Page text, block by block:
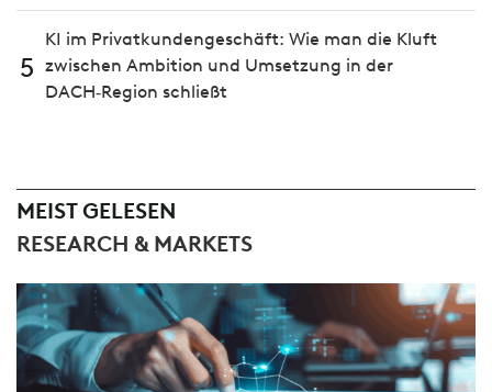
5
KI im Privatkundengeschäft: Wie man die Kluft
zwischen Ambition und Umsetzung in der
DACH‑Region schließt
MEIST GELESEN
RESEARCH & MARKETS